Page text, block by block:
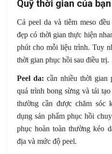
Quỹ thời gian của bạn
Cả peel da và tiêm meso
đẹp có thời gian thực hiện
phút cho mỗi liệu trình. Tuy
thời gian phục hồi sau điều trị.
Peel da: cần nhiều thời gian
quá trình bong sừng và tái
thường cần được chăm sóc
dụng sản phẩm phục hồi
phục hoàn toàn thường kéo
địa và mức độ peel.